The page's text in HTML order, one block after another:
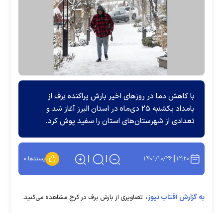
با کاهش دما در روز‌های اخیر بارش پراکنده برف از
بامداد یکشنبه ۲۵ دی‌ماه در استان البرز آغاز شد و
تعدادی از شهرستان‌های استان را سفید پوش کرد.
۱۲:۲۰ ۱۴۰۱/۱۰/۲۶ پسندها:۰
به گزارش آفتاب نیوز، تصاویری از بارش برف در کرج مشاهده می‌کنید.